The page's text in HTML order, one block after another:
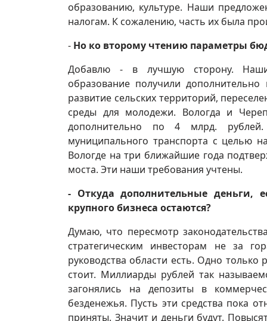
образованию, культуре. Наши
налогам. К сожалению, часть их была
- Но ко второму чтению параметры
Добавлю - в лучшую сторону. Наши
образование получили
развитие сельских территорий,
среды для молодежи. Вологда и
дополнительно по 4 млрд.
муниципального транспорта с целью
Вологде на три ближайшие года
моста. Эти наши требования учтены.
- Откуда дополнительные деньги,
крупного бизнеса остаются?
Думаю, что пересмотр
стратегическим инвесторам не за
руководства области есть. Одно
стоит. Миллиарды рублей так
загонялись на депозиты в
безденежья. Пусть эти средства пока
приняты. Значит и деньги будут.